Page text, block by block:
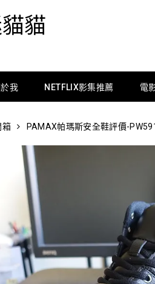
貓
於我 NETFLIX影集推薦 電
箱 PAMAX帕瑪斯安全鞋評價-